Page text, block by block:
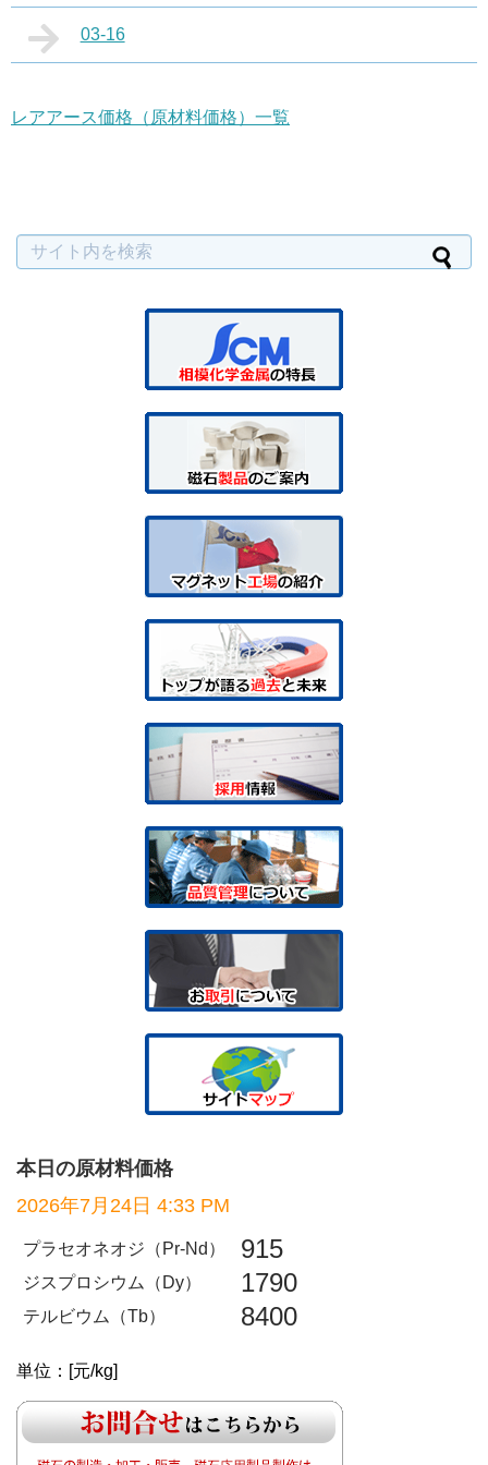
03-16
レアアース価格（原材料価格）一覧
本日の原材料価格
2026年7月24日 4:33 PM
プラセオネオジ（Pr-Nd） 915
ジスプロシウム（Dy） 1790
テルビウム（Tb） 8400
単位：[元/kg]